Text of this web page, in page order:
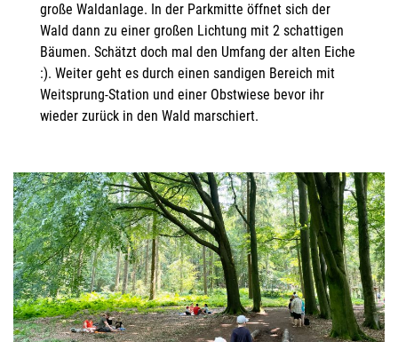
große Waldanlage. In der Parkmitte öffnet sich der
Wald dann zu einer großen Lichtung mit 2 schattigen
Bäumen. Schätzt doch mal den Umfang der alten Eiche
:). Weiter geht es durch einen sandigen Bereich mit
Weitsprung-Station und einer Obstwiese bevor ihr
wieder zurück in den Wald marschiert.